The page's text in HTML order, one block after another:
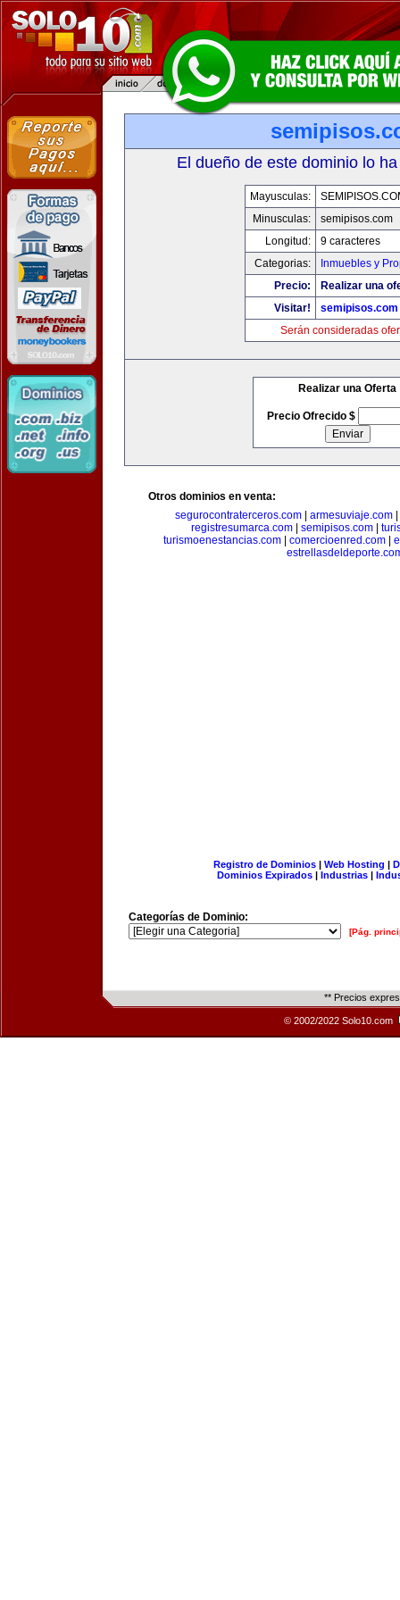
El dueño de este dominio lo
Mayusculas:
Minusculas:
semipisos.com
Longitud:
9 caracteres
Categorias:
Inmuebles y
Precio:
Realizar una
Visitar!
semipisos.com
Serán consideradas
Realizar una Oferta
Precio Ofrecido $
Otros dominios en venta:
segurocontraterceros.com| armesuviaje.com|
registresumarca.com| semipisos.com|
turismoenestancias.com
comercioenred.com
Registro de Dominios| Web Hosting |
Dominios Expirados | Industrias |
Categorías de Dominio:
[Pág.
** Precios
© 2002/2022 Solo10.com